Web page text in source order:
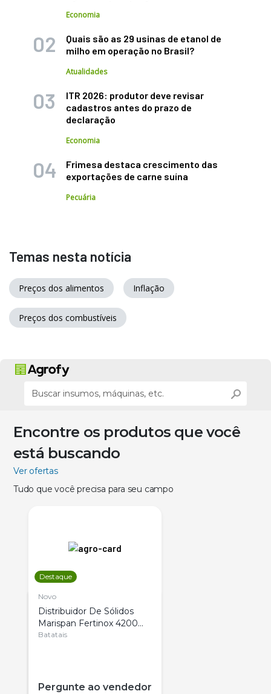
Economia
Quais são as 29 usinas de etanol de
milho em operação no Brasil?
Atualidades
ITR 2026: produtor deve revisar
cadastros antes do prazo de
declaração
Economia
Frimesa destaca crescimento das
exportações de carne suína
Pecuária
Temas nesta notícia
Preços dos alimentos Inflação
Preços dos combustíveis
Encontre os produtos que você
está buscando
Ver ofertas
Tudo que você precisa para seu campo
Destaque
Novo
Distribuidor De Sólidos
Marispan Fertinox 4200
Citrus
Batatais
Pergunte ao vendedor